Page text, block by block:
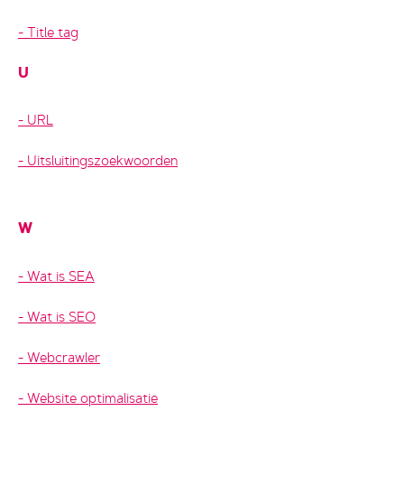
Title tag
U
URL
Uitsluitingszoekwoorden
W
Wat is SEA
Wat is SEO
Webcrawler
Website optimalisatie